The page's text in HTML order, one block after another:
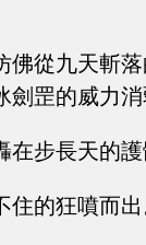
佛從九天斬
劍罡的威力
在步長天的
住的狂噴而